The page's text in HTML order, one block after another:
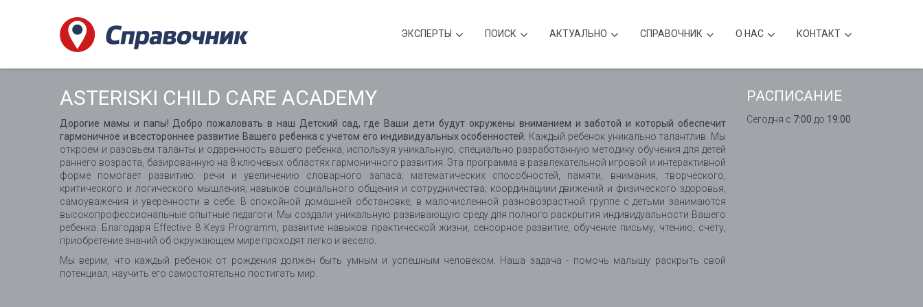
ЭКСПЕРТЫ ПОИСК АКТУАЛЬНО CПРАВОЧНИК О НАС КОНТАКТ
ASTERISKI CHILD CARE ACADEMY
Дорогие мамы и папы! Добро пожаловать в наш Детский сад, где Ваши дети будут окружены вниманием и заботой и который обеспечит
гармоничное и всестороннее развитие Вашего ребенка с учетом его индивидуальных особенностей.
Каждый ребенок уникально талантлив. Мы
откроем и разовьем таланты и одаренность вашего ребенка, используя уникальную, специально разработанную методику обучения для детей
раннего возраста, базированную на 8 ключевых областях гармоничного развития. Эта программа в развлекательной игровой и интерактивной
форме помогает развитию: речи и увеличению словарного запаса; математических способностей, памяти, внимания; творческого,
критического и логического мышления; навыков социального общения и сотрудничества; координациии движений и физического здоровья;
самоуважения и уверенности в себе. В спокойной домашней обстановке, в малочисленной разновозрастной группе с детьми занимаются
высокопрофессиональные опытные педагоги. Мы создали уникальную развивающую среду для полного раскрытия индивидуальности Вашего
ребенка. Благодаря Effective 8 Keys Programm, развитие навыков практической жизни, сенсорное развитие, обучение письму, чтению, счету,
приобретение знаний об окружающем мире проходят легко и весело.
Мы верим, что каждый ребенок от рождения должен быть умным и успешным человеком. Наша задача - помочь малышу раскрыть свой
потенциал, научить его самостоятельно постигать мир.
РАСПИСАНИЕ
Сегодня с 7:00 до 19:00